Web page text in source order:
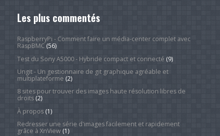
Les plus commentés
RaspberryPi - Comment faire un média-center complet avec
RaspBMC(56)
Test du Sony A5000 - Hybride compact et connecté (9)
Ungit - Un gestionnaire de git graphique agréable et
multiplateforme (2)
8 sites pour trouver des images haute résolution libres de
droits(2)
À propos(1)
Redresser une série d'images facilement et rapidement
grâce à XnView(1)